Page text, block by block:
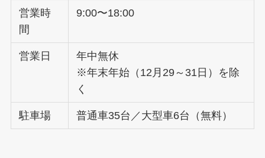
営業時
間
9:00〜18:00
営業日
年中無休
※年末年始（12月29～31日）を除
く
駐車場 普通車35台／大型車6台（無料）